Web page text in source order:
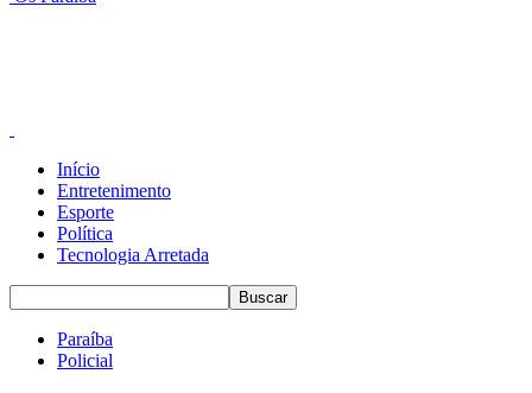
Início
Entretenimento
Esporte
Política
Tecnologia Arretada
Paraíba
Policial